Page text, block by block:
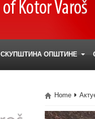
СКУПШТИНА ОПШТИНЕ
Home